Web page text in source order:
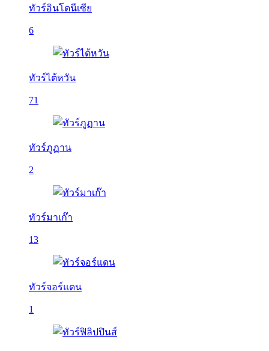
ทัวร์อินโดนีเซีย
6
ทัวร์ไต้หวัน
71
ทัวร์ภูฏาน
2
ทัวร์มาเก๊า
13
ทัวร์จอร์แดน
1